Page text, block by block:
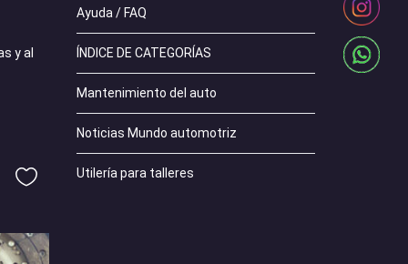
y al
Ayuda / FAQ
ÍNDICE DE CATEGORÍAS
Mantenimiento del auto
Noticias Mundo automotriz
Utilería para talleres